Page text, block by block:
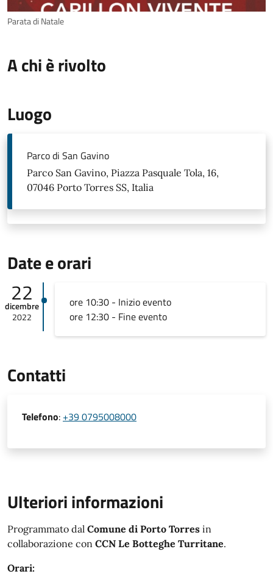
Parata di Natale
A chi è rivolto
Luogo
Parco di San Gavino
Parco San Gavino, Piazza Pasquale Tola, 16,
07046 Porto Torres SS, Italia
Date e orari
22
dicembre
2022
ore 10:30 - Inizio evento
ore 12:30 - Fine evento
Contatti
Telefono: +39 0795008000
Ulteriori informazioni
Programmato dal Comune di Porto Torres in
collaborazione con CCN Le Botteghe Turritane.
Orari: